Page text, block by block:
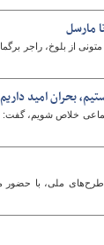
مارسل
از بلوخ، راجر
بحران امید داریم
خلاص شویم، گفت:
ملی، با حضور